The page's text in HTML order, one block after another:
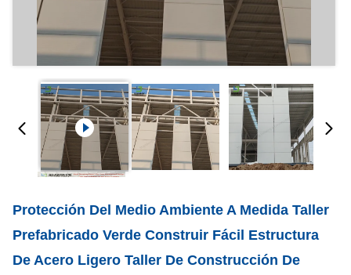
Protección Del Medio Ambiente A Medida Taller
Prefabricado Verde Construir Fácil Estructura
De Acero Ligero Taller De Construcción De